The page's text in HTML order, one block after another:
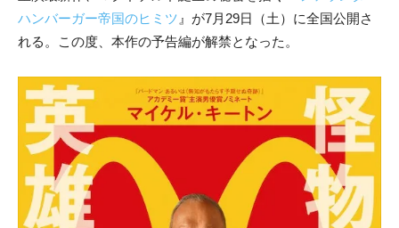
ハンバーガー帝国のヒミツ 』が7月29日（土）に全国公開さ
れる。この度、本作の予告編が解禁となった。